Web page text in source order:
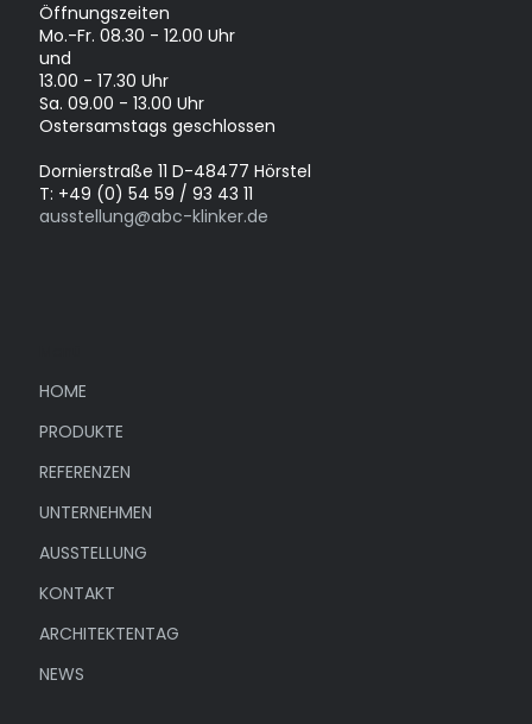
Öffnungszeiten
Mo.-Fr. 08.30 - 12.00 Uhr
und
13.00 - 17.30 Uhr
Sa. 09.00 - 13.00 Uhr
Ostersamstags geschlossen
Dornierstraße 11 D-48477 Hörstel
T: +49 (0) 54 59 / 93 43 11
ausstellung@abc-klinker.de
HOME
PRODUKTE
REFERENZEN
UNTERNEHMEN
AUSSTELLUNG
KONTAKT
ARCHITEKTENTAG
NEWS